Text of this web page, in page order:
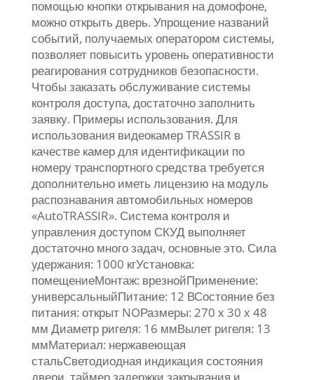
помощью кнопки открывания на домофоне,
можно открыть дверь. Упрощение названий
событий, получаемых оператором системы,
позволяет повысить уровень оперативности
реагирования сотрудников безопасности.
Чтобы заказать обслуживание системы
контроля доступа, достаточно заполнить
заявку. Примеры использования. Для
использования видеокамер TRASSIR в
качестве камер для идентификации по
номеру транспортного средства требуется
дополнительно иметь лицензию на модуль
распознавания автомобильных номеров
«AutoTRASSIR». Система контроля и
управления доступом СКУД выполняет
достаточно много задач, основные это. Сила
удержания: 1000 кгУстановка:
помещениеМонтаж: врезнойПрименение:
универсальныйПитание: 12 ВСостояние без
питания: открыт NOРазмеры: 270 х 30 х 48
мм Диаметр ригеля: 16 ммВылет ригеля: 13
ммМатериал: нержавеющая
стальСветодиодная индикация состояния
двери, таймер задержки закрывания и